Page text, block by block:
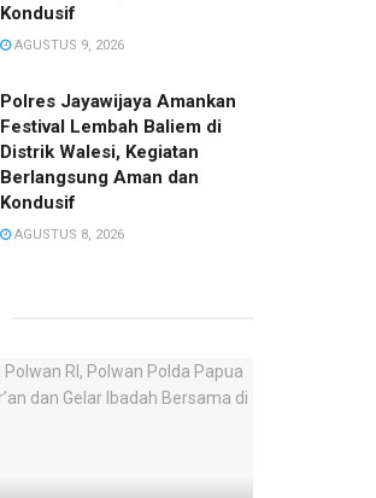
Kondusif
AGUSTUS 9, 2026
Polres Jayawijaya Amankan
Festival Lembah Baliem di
Distrik Walesi, Kegiatan
Berlangsung Aman dan
Kondusif
AGUSTUS 8, 2026